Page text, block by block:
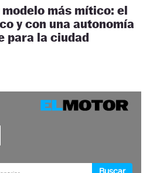
más mítico: el
y con una autonomía
para la ciudad